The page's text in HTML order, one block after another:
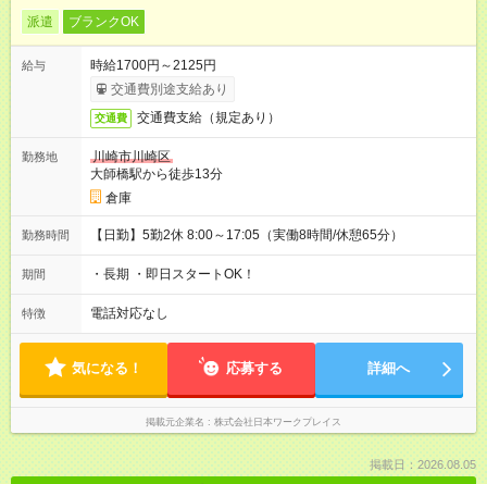
派遣 ブランクOK
給与
時給1700円～2125円
交通費別途支給あり
交通費 交通費支給（規定あり）
勤務地
川崎市川崎区
大師橋駅から徒歩13分
倉庫
勤務時間 【日勤】5勤2休 8:00～17:05（実働8時間/休憩65分）
期間 ・長期 ・即日スタートOK！
特徴 電話対応なし
気になる！ 応募する 詳細へ
掲載元企業名 株式会社日本ワークプレイス
掲載日：2026.08.05